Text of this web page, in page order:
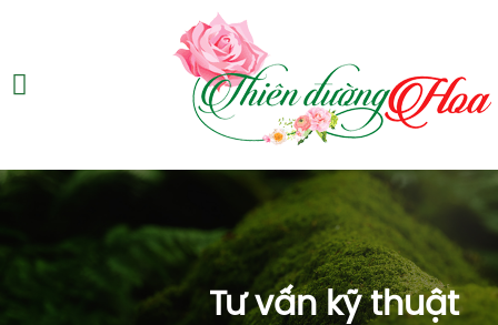
Tư vấn kỹ thuật